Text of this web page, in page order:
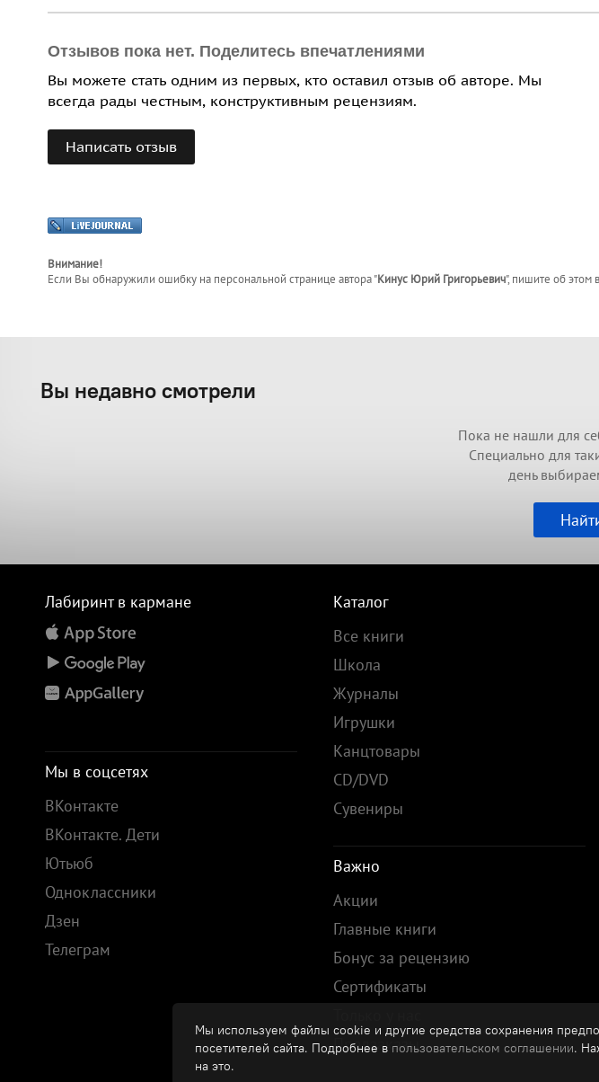
Отзывов пока нет. Поделитесь впечатлениями
Вы можете стать одним из первых, кто оставил отзыв об авторе. Мы
всегда рады честным, конструктивным рецензиям.
Написать отзыв
Внимание!
Если Вы обнаружили ошибку на персональной странице автора "Кинус Юрий Григорьевич", пишите об этом в
Мы используем файлы cookie и другие средства сохранения
посетителей сайта. Подробнее в пользовательском соглашении.
на это.
Вы недавно смотрели
Пока не нашли для
Специально для
день
Лабиринт в кармане
Мы в соцсетях
ВКонтакте
ВКонтакте. Дети
Ютьюб
Одноклассники
Дзен
Телеграм
Каталог
Все книги
Школа
Журналы
Игрушки
Канцтовары
CD/DVD
Сувениры
Важно
Акции
Главные книги
Бонус за рецензию
Сертификаты
Предзаказы